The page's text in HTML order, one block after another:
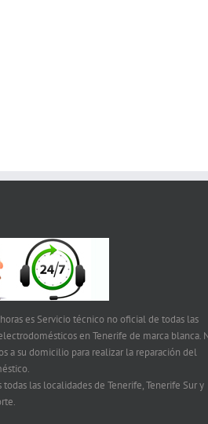
es Servicio técnico no oficial de todas las
en Tenerife de marca blanca.
a su domicilio para realizar la reparación del
las localidades de Tenerife, Tenerife Sur y